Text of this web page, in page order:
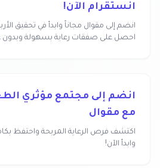
انستقرام الآن!
انضم إلى مقوال مجاناً وابدأ في تحقيق
احصل على صفقات رعاية بسهولة وبدون
انضم إلى مجتمع مؤثري
مع مقوال
اكتشف فرص الرعاية المربحة واحتفظ
وابدأ الآن!